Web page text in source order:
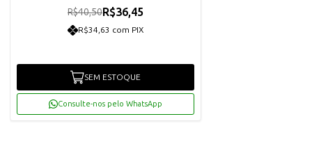
R$40,50R$36,45
R$34,63 com PIX
SEM ESTOQUE
Consulte-nos pelo WhatsApp